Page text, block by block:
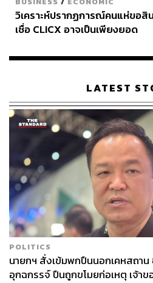
วิเคราะห์ปรากฏการณ์คนแห่ขอสิ
เชื่อ CLICX อาจเป็นเพียงยอด
เรือนไทยที่ถูกซุกไว้
LATEST
POLITICS
นายกฯ สั่งเข้มพกปืนนอกเคหสถาน
อุกฉกรรจ์ ปืนถูกขโมยก่อเหตุ เจ้า